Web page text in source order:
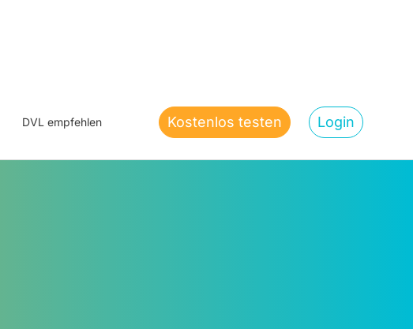
DVL empfehlen Kostenlos testen Login